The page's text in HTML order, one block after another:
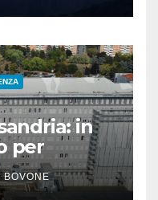
in
per